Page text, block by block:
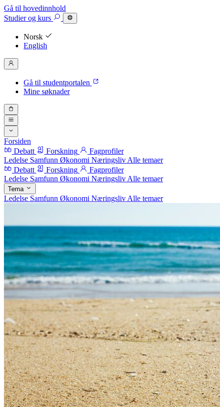
Gå til hovedinnhold
Studierog kurs
Norsk
English
Gå til studentportalen
Mine søknader
Forsiden
Debatt
Forskning
Fagprofiler
Ledelse Samfunn Økonomi Næringsliv Alle temaer
Debatt
Forskning
Fagprofiler
Ledelse Samfunn Økonomi Næringsliv Alle temaer
Tema
Ledelse Samfunn Økonomi Næringsliv Alle temaer